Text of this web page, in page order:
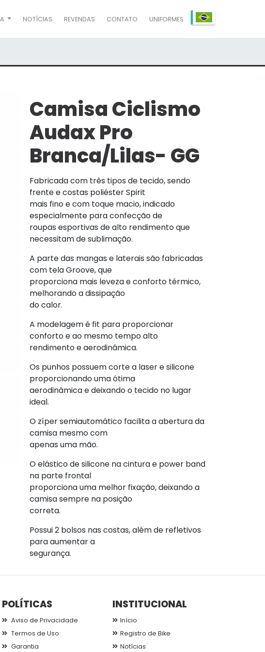
NOTÍCIAS REVENDAS CONTATO UNIFORMES
Camisa Ciclismo
Audax Pro
Branca/Lilas- GG
Fabricada com três tipos de tecido, sendo
frente e costas poliéster Spirit
mais fino e com toque macio, indicado
especialmente para confecção de
roupas esportivas de alto rendimento que
necessitam de sublimação.
A parte das mangas e laterais são fabricadas
com tela Groove, que
proporciona mais leveza e conforto térmico,
melhorando a dissipação
do calor.
A modelagem é fit para proporcionar
conforto e ao mesmo tempo alto
rendimento e aerodinâmica.
Os punhos possuem corte a laser e silicone
proporcionando uma ótima
aerodinâmica e deixando o tecido no lugar
ideal.
O zíper semiautomático facilita a abertura da
camisa mesmo com
apenas uma mão.
O elástico de silicone na cintura e power band
na parte frontal
proporciona uma melhor fixação, deixando a
camisa sempre na posição
correta.
Possui 2 bolsos nas costas, além de refletivos
para aumentar a
segurança.
POLÍTICAS
Aviso de Privacidade
Termos de Uso
Garantia
INSTITUCIONAL
Início
Registro de Bike
Notícias